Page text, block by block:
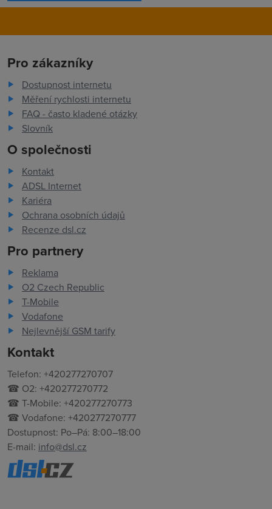
Pro zákazníky
Dostupnost internetu
Měření rychlosti internetu
FAQ - často kladené otázky
Slovník
O společnosti
Kontakt
ADSL Internet
Kariéra
Ochrana osobních údajů
Recenze dsl.cz
Pro partnery
Reklama
O2 Czech Republic
T-Mobile
Vodafone
Nejlevnější GSM tarify
Kontakt
Telefon: +420277270707
☎ O2: +420277270772
☎ T-Mobile: +420277270773
☎ Vodafone: +420277270777
Dostupnost: Po–Pá: 8:00–18:00
E-mail: info@dsl.cz